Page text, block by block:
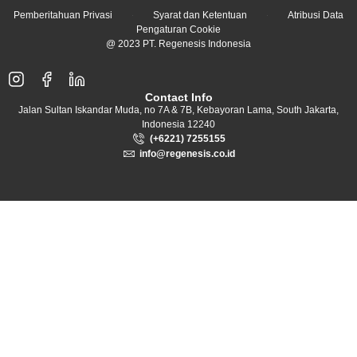
Pemberitahuan Privasi Syarat dan Ketentuan
Atribusi Data
Pengaturan Cookie
@ 2023 PT. Regenesis Indonesia
Contact Info
Jalan Sultan Iskandar Muda, no 7A & 7B, Kebayoran Lama, South Jakarta,
Indonesia 12240
(+6221) 7255155
info@regenesis.co.id